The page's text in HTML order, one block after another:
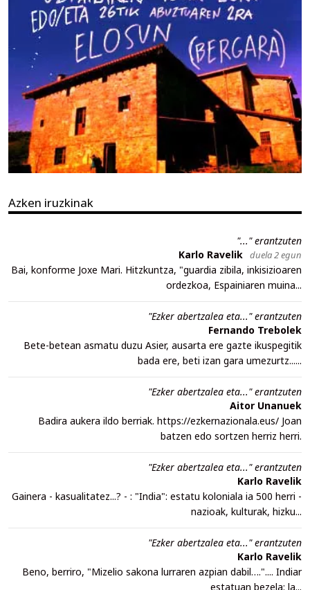
Azken iruzkinak
"..." erantzuten
Karlo Ravelik duela 2 egun
Bai, konforme Joxe Mari. Hitzkuntza, "guardia zibila, inkisizioaren
ordezkoa, Espainiaren muina...
"Ezker abertzalea eta..." erantzuten
Fernando Trebolek
Bete-betean asmatu duzu Asier, ausarta ere gazte ikuspegitik
bada ere, beti izan gara umezurtz......
"Ezker abertzalea eta..." erantzuten
Aitor Unanuek
Badira aukera ildo berriak. https://ezkernazionala.eus/ Joan
batzen edo sortzen herriz herri.
"Ezker abertzalea eta..." erantzuten
Karlo Ravelik
Gainera - kasualitatez...? - : "India": estatu koloniala ia 500 herri -
nazioak, kulturak, hizku...
"Ezker abertzalea eta..." erantzuten
Karlo Ravelik
Beno, berriro, "Mizelio sakona lurraren azpian dabil….".... Indiar
estatuan bezela: la...